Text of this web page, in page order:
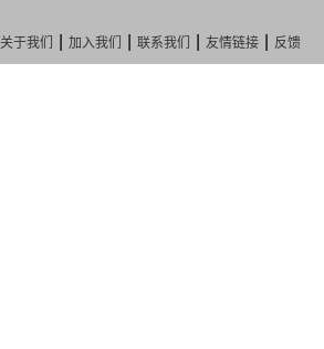
关于我们 加入我们 联系我们 友情链接 反馈